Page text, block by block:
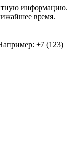
информацию.
время.
+7 (123)